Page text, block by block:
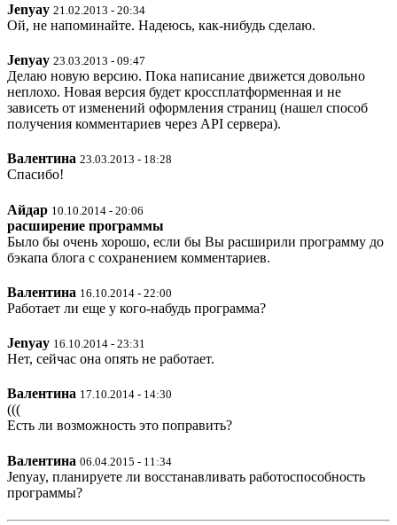
Jenyay 21.02.2013 - 20:34
Ой, не напоминайте. Надеюсь, как-нибудь сделаю.
Jenyay 23.03.2013 - 09:47
Делаю новую версию. Пока написание движется довольно
неплохо. Новая версия будет кроссплатформенная и не
зависеть от изменений оформления страниц (нашел способ
получения комментариев через API сервера).
Валентина 23.03.2013 - 18:28
Спасибо!
Айдар 10.10.2014 - 20:06
расширение программы
Было бы очень хорошо, если бы Вы расширили программу до
бэкапа блога с сохранением комментариев.
Валентина 16.10.2014 - 22:00
Работает ли еще у кого-набудь программа?
Jenyay 16.10.2014 - 23:31
Нет, сейчас она опять не работает.
Валентина 17.10.2014 - 14:30
(((
Есть ли возможность это поправить?
Валентина 06.04.2015 - 11:34
Jenyay, планируете ли восстанавливать работоспособность
программы?